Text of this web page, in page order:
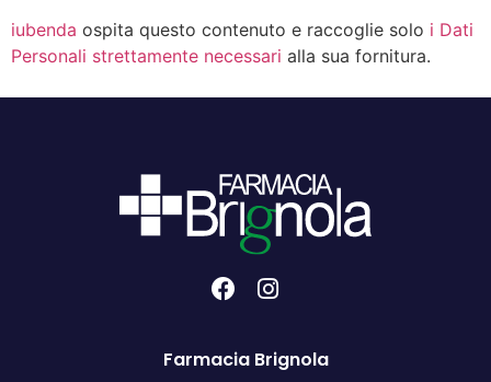
iubenda ospita questo contenuto e raccoglie solo i Dati
Personali strettamente necessari alla sua fornitura.
Farmacia Brignola